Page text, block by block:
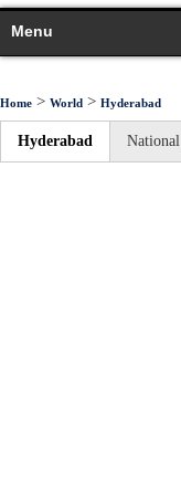
Menu
Home > World > Hyderabad
Hyderabad National